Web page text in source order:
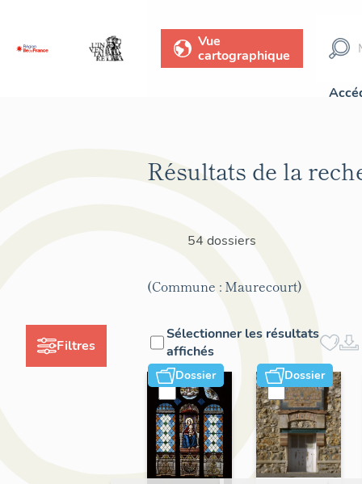
Vue
cartographique
Filtres
Résultats de la
54 dossiers
(Commune : Maurecourt)
Sélectionner les résultats
affichés
Dossier Dossier